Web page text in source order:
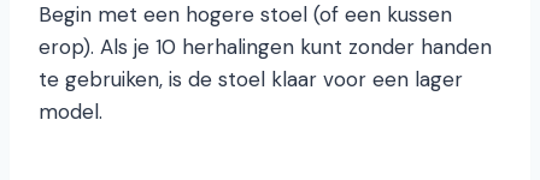
Begin met een hogere stoel (of een kussen
erop). Als je 10 herhalingen kunt zonder handen
te gebruiken, is de stoel klaar voor een lager
model.